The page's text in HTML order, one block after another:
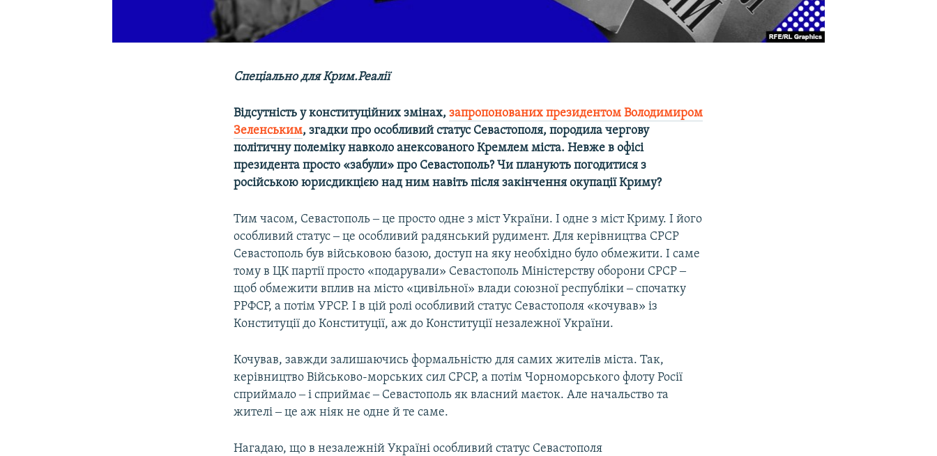
Спеціально для Крим.Реалії
Відсутність у конституційних змінах,запропонованих президентом Володимиром
Зеленським, згадки про особливий статус Севастополя, породила чергову
політичну полеміку навколо анексованого Кремлем міста. Невже в офісі
президента просто «забули» про Севастополь? Чи планують погодитися з
російською юрисдикцією над ним навіть після закінчення окупації Криму?
Тим часом, Севастополь ‒ це просто одне з міст України. І одне з міст Криму. І його
особливий статус ‒ це особливий радянський рудимент. Для керівництва СРСР
Севастополь був військовою базою, доступ на яку необхідно було обмежити. І саме
тому в ЦК партії просто «подарували» Севастополь Міністерству оборони СРСР ‒
щоб обмежити вплив на місто «цивільної» влади союзної республіки ‒ спочатку
РРФСР, а потім УРСР. І в цій ролі особливий статус Севастополя «кочував» із
Конституції до Конституції, аж до Конституції незалежної України.
Кочував, завжди залишаючись формальністю для самих жителів міста. Так,
керівництво Військово-морських сил СРСР, а потім Чорноморського флоту Росії
сприймало ‒ і сприймає ‒ Севастополь як власний маєток. Але начальство та
жителі ‒ це аж ніяк не одне й те саме.
Нагадаю, що в незалежній Україні особливий статус Севастополя